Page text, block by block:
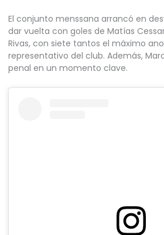
El conjunto menssana arrancó en
dar vuelta con goles de Matías
Rivas, con siete tantos el máximo
representativo del club. Además,
penal en un momento clave.